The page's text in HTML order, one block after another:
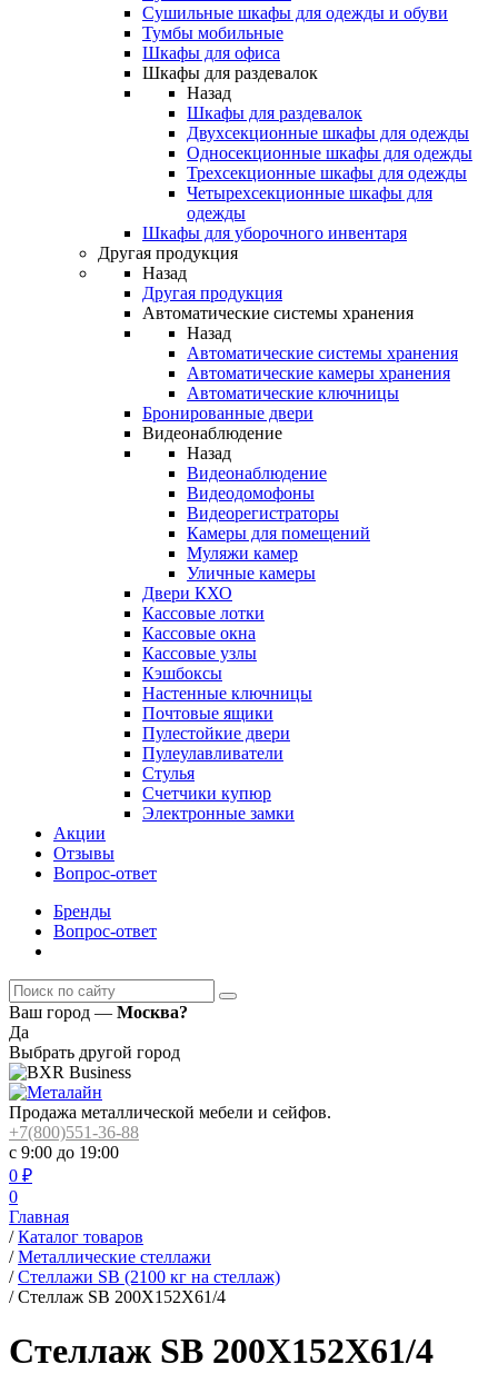
Сушильные шкафы для одежды и обуви
Тумбы мобильные
Шкафы для офиса
Шкафы для раздевалок
Назад
Шкафы для раздевалок
Двухсекционные шкафы для одежды
Односекционные шкафы для одежды
Трехсекционные шкафы для одежды
Четырехсекционные шкафы для
одежды
Шкафы для уборочного инвентаря
Другая продукция
Назад
Другая продукция
Автоматические системы хранения
Назад
Автоматические системы хранения
Автоматические камеры хранения
Автоматические ключницы
Бронированные двери
Видеонаблюдение
Назад
Видеонаблюдение
Видеодомофоны
Видеорегистраторы
Камеры для помещений
Муляжи камер
Уличные камеры
Двери КХО
Кассовые лотки
Кассовые окна
Кассовые узлы
Кэшбоксы
Настенные ключницы
Почтовые ящики
Пулестойкие двери
Пулеулавливатели
Стулья
Счетчики купюр
Электронные замки
Акции
Отзывы
Вопрос-ответ
Бренды
Вопрос-ответ
Ваш город — Москва?
Да
Выбрать другой город
Продажа металлической мебели и сейфов.
+7(800)551-36-88
с 9:00 до 19:00
0 ₽
0
Главная
/ Каталог товаров
/ Металлические стеллажи
/ Стеллажи SB (2100 кг на стеллаж)
/ Стеллаж SB 200X152X61/4
Стеллаж SB 200X152X61/4